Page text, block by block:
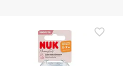
de segurança para este
contactar-nos. Além disso, se